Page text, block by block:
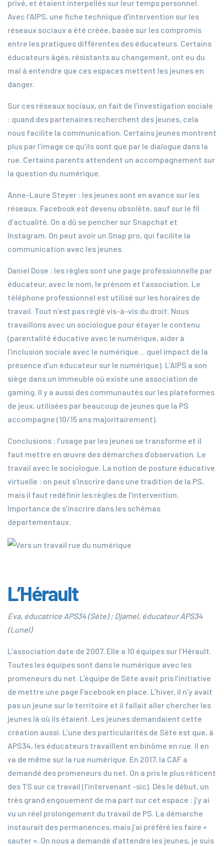
privé, et étaient interpellés sur leur temps personnel.
Avec l’AIPS, une fiche technique d’intervention sur les
réseaux sociaux a été créée, basée sur les compromis
entre les pratiques différentes des éducateurs. Certains
éducateurs âgés, résistants au changement, ont eu du
mal à entendre que ces espaces mettent les jeunes en
danger.
Sur ces réseaux sociaux, on fait de l’investigation sociale
: quand des partenaires recherchent des jeunes, cela
nous facilite la communication. Certains jeunes montrent
plus par l’image ce qu’ils sont que par le dialogue dans la
rue. Certains parents attendent un accompagnement sur
la question du numérique.
Anne-Laure Steyer : les jeunes sont en avance sur les
réseaux. Facebook est devenu obsolète, sauf sur le fil
d’actualité. On a dû se pencher sur Snapchat et
Instagram. On peut avoir un Snap pro, qui facilite la
communication avec les jeunes.
Daniel Dose : les règles sont une page professionnelle par
éducateur, avec le nom, le prénom et l’association. Le
téléphone professionnel est utilisé sur les horaires de
travail. Tout n’est pas réglé vis-à-vis du droit. Nous
travaillons avec un sociologue pour étayer le contenu
(parentalité éducative avec le numérique, aider à
l’inclusion sociale avec le numérique… quel impact de la
présence d’un éducateur sur le numérique). L’AIPS a son
siège dans un immeuble où existe une association de
gaming. Il y a aussi des communautés sur les plateformes
de jeux, utilisées par beaucoup de jeunes que la PS
accompagne (10/15 ans majoritairement).
Conclusions : l’usage par les jeunes se transforme et il
faut mettre en œuvre des démarches d’observation. Le
travail avec le sociologue. La notion de posture éducative
virtuelle : on peut s’inscrire dans une tradition de la PS,
mais il faut redéfinir les règles de l’intervention.
Importance de s’inscrire dans les schémas
départementaux.
L’Hérault
Eva, éducatrice APS34 (Sète) ; Djamel, éducateur APS34
(Lunel)
L’association date de 2007. Elle a 10 équipes sur l’Hérault.
Toutes les équipes sont dans le numérique avec les
promeneurs du net. L’équipe de Sète avait pris l’initiative
de mettre une page Facebook en place. L’hiver, il n’y avait
pas un jeune sur le territoire et il fallait aller chercher les
jeunes là où ils étaient. Les jeunes demandaient cette
création aussi. L’une des particularités de Sète est que, à
APS34, les éducateurs travaillent en binôme en rue. Il en
va de même sur la rue numérique. En 2017, la CAF a
demandé des promeneurs du net. On a pris le plus réticent
des TS sur ce travail (l’intervenant -sic). Dès le début, un
très grand engouement de ma part sur cet espace : j’y ai
vu un réel prolongement du travail de PS. La démarche
instaurait des permanences, mais j’ai préféré les faire «
sauter ». On nous a demandé d’attendre les jeunes, je suis